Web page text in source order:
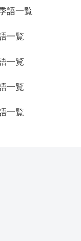
語一覧
一覧
一覧
一覧
一覧